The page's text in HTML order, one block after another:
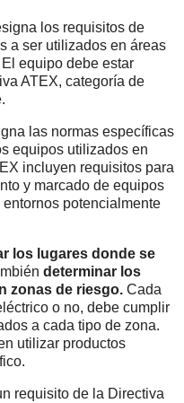
los requisitos de
a ser utilizados en áreas
equipo debe estar
ATEX, categoría de
las normas específicas
equipos utilizados en
incluyen requisitos para
y marcado de equipos
potencialmente
los lugares donde se
determinar los
zonas de riesgo. Cada
o no, debe cumplir
a cada tipo de zona.
utilizar productos
requisito de la Directiva